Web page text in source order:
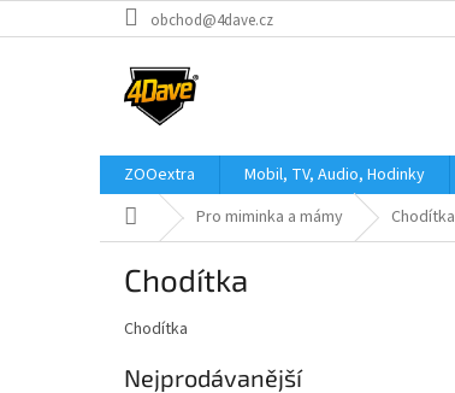
na
obchod@4dave.cz
ZOOextra Mobil, TV, Audio, Hodinky
Domů Pro miminka a mámy Chodítka
Chodítka
Chodítka
Nejprodávanější